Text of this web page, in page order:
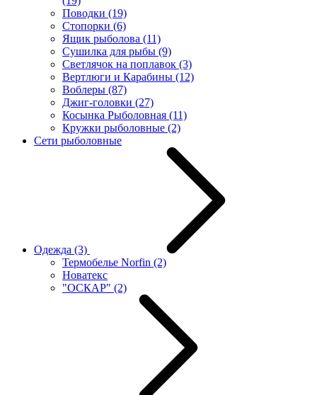
Поводки (19)
Стопорки (6)
Ящик рыболова (11)
Сушилка для рыбы (9)
Светлячок на поплавок (3)
Вертлюги и Карабины (12)
Воблеры (87)
Джиг-головки (27)
Косынка Рыболовная (11)
Кружки рыболовные (2)
Сети рыболовные
Одежда (3)
Термобелье Norfin (2)
Новатекс
"ОСКАР" (2)